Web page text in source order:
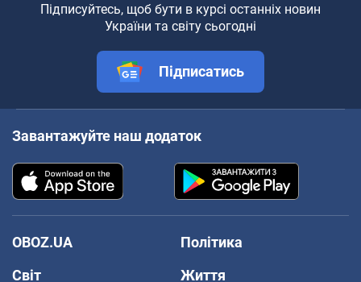
Підписуйтесь, щоб бути в курсі останніх новин
України та світу сьогодні
Підписатись
Завантажуйте наш додаток
OBOZ.UA
Політика
Світ
Життя